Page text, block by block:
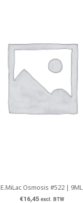
E.MiLac Osmosis #522 | 9ML
€16,45 excl. BTW